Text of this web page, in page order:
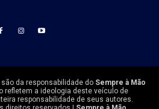
da responsabilidade do Sempre à Mão
refletem a ideologia deste veículo de
responsabilidade de seus autores.